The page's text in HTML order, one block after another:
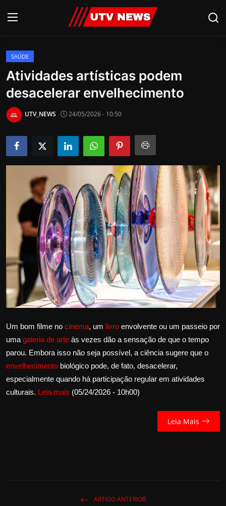
AO VIVO
PIRACICABA
CAMPINAS
LIMEIRA
ESPIRITO SANTO
Economia
Cultura
Internacional
APOIE
Educação
Política
Saúde
Esportes
SAÚDE
Atividades artísticas podem
desacelerar envelhecimento
UTV_NEWS 24/05/2026 - 10:50
Um bom filme no cinema, um livro envolvente ou um passeio por
uma galeria de arte às vezes dão a sensação de que o tempo
parou. Embora isso não seja possível, a ciência sugere que o
envelhecimento biológico pode, de fato, desacelerar,
especialmente quando há participação regular em atividades
culturais. Leia mais (05/24/2026 - 10h00)
Leia Mais
ARTIGO ANTERIOR